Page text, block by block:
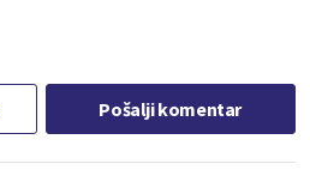
Pošalji komentar